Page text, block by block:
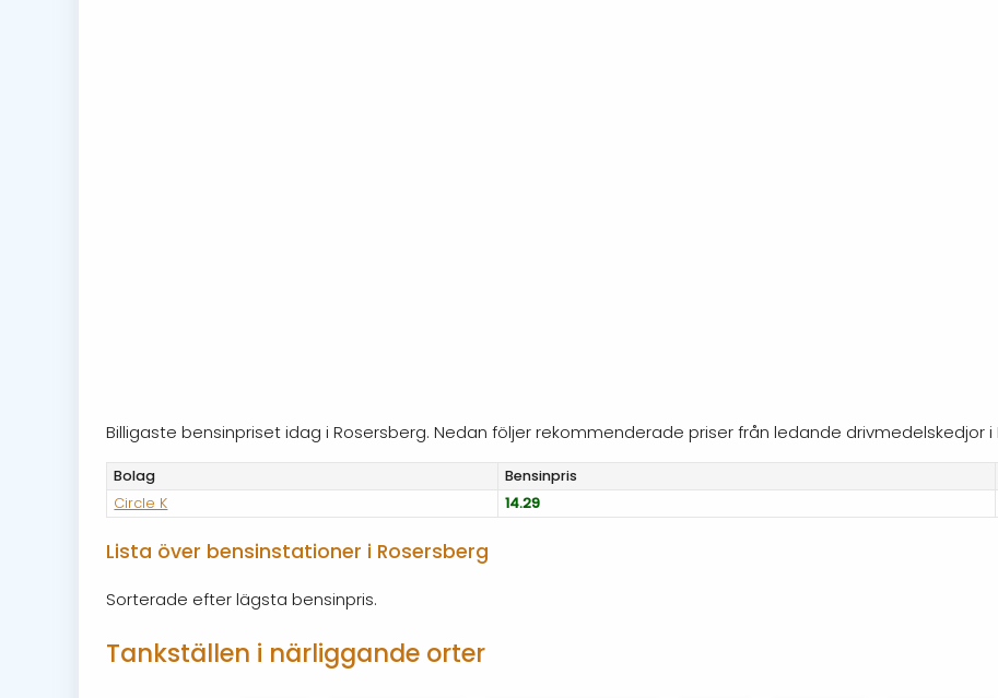
Billigaste bensinpriset idag i Rosersberg. Nedan följer rekommenderade priser från ledande drivmedelskedjor i
Bolag Bensinpris
Circle K
14.29
Lista över bensinstationer i Rosersberg
Sorterade efter lägsta bensinpris.
Tankställen i närliggande orter